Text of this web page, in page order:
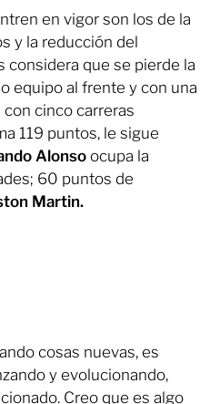
en vigor son los de la
y la reducción del
considera que se pierde la
equipo al frente y con una
cinco carreras
119 puntos, le sigue
Alonso ocupa la
60 puntos de
Martin.
cosas nuevas, es
y evolucionando,
Creo que es algo